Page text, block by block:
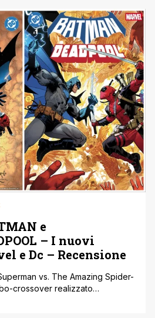
ad effetto. Gli elementi tipici di
ci sono tutti: [']
e
– I nuovi
e Dc – Recensione
vs. The Amazing Spider-
crossover realizzato